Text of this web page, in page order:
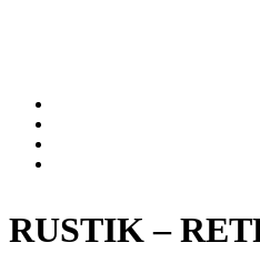
RUSTIK –